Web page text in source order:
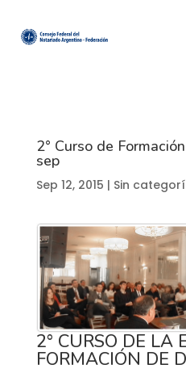
2° Curso de
sep
Sep 12, 2015 | Sin
2° CURSO DE LA
FORMACIÓN DE